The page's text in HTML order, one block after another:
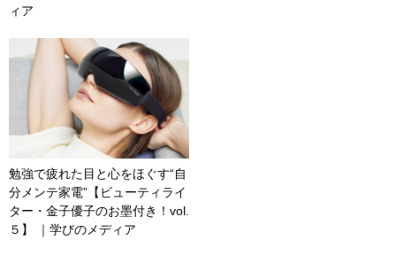
ィア
勉強で疲れた目と心をほぐす“自
分メンテ家電”【ビューティライ
ター・金子優子のお墨付き！vol.
５】 ｜学びのメディア